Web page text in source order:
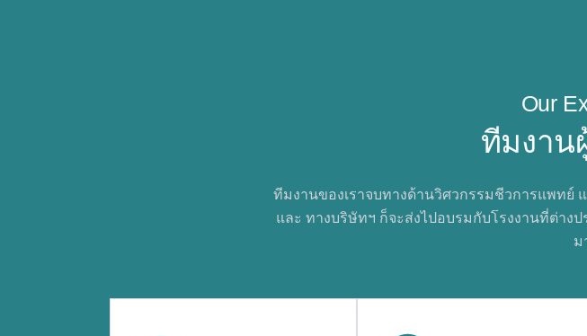
Our
ทีมงาน
ทีมงานของเราจบทางด้านวิศวกรรมชีวการแพทย์
และ ทางบริษัทฯ ก็จะส่งไปอบรมกับโรงงานที่ต่าง
ม